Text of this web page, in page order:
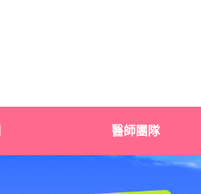
醫師團隊